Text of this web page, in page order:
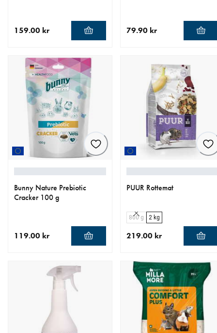
159.00 kr 79.90 kr
Bunny Nature Prebiotic
Cracker 100 g
119.00 kr
PUUR Rottemat
800 g 2 kg
219.00 kr